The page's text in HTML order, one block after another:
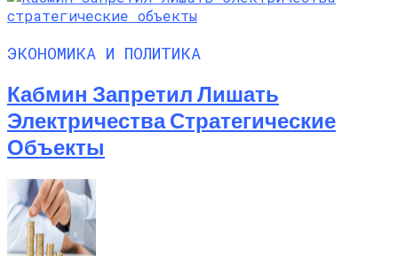
ЭКОНОМИКА И ПОЛИТИКА
Кабмин Запретил Лишать
Электричества Стратегические
Объекты